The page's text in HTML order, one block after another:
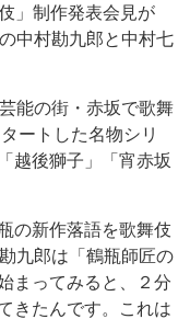
」制作発表会見が
中村勘九郎と中村七
能の街・赤坂で歌舞
ートした名物シリ
越後獅子」「宵赤坂
の新作落語を歌舞伎
九郎は「鶴瓶師匠の
まってみると、２分
きたんです。これは